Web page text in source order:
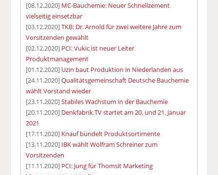
[08.12.2020] MC-Bauchemie: Neuer Schnellzement
vielseitig einsetzbar
[03.12.2020]TKB: Dr. Arnold für zwei weitere Jahre zum
Vorsitzenden gewählt
[02.12.2020] PCI: Vukic ist neuer Leiter
Produktmanagement
[01.12.2020] Uzin baut Produktion in Niederlanden aus
[24.11.2020]Qualitätsgemeinschaft Deutsche Bauchemie
wählt Vorstand wieder
[23.11.2020]Stabiles Wachstum in der Bauchemie
[20.11.2020] Denkfabrik.TV startet am 20. und 21. Januar
2021
[17.11.2020] Knauf bündelt Produktsortimente
[13.11.2020] IBK wählt Wolfram Schreiner zum
Vorsitzenden
[11.11.2020] PCI: Jung für Thomsit Marketing